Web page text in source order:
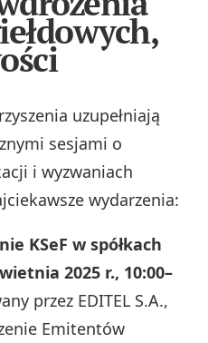
uzupełniają
sesjami o
i wyzwaniach
wydarzenia:
KSeF w spółkach
2025 r., 10:00–
przez EDITEL S.A.,
Emitentów